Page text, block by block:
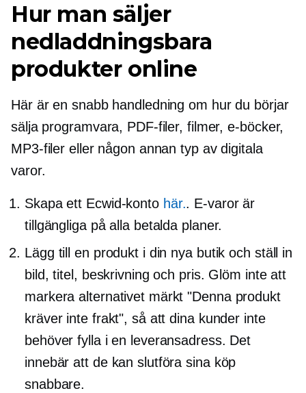
Hur man säljer
nedladdningsbara
produkter online
Här är en snabb handledning om hur du börjar
sälja programvara, PDF-filer, filmer,e-böcker,
MP3-filer eller någon annan typ av digitala
varor.
Skapa ett Ecwid-konto här.. E-varorär
tillgängliga på alla betalda planer.
Lägg till en produkt i din nya butik och ställ in
bild, titel, beskrivning och pris. Glöm inte att
markera alternativet märkt "Denna produkt
kräver inte frakt", så att dina kunder inte
behöver fylla i en leveransadress. Det
innebär att de kan slutföra sina köp
snabbare.